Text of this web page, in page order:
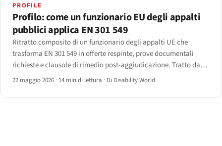
PROFILE
Profilo: come un funzionario EU degli appalti
pubblici applica EN 301 549
Ritratto composito di un funzionario degli appalti UE che
trasforma EN 301 549 in offerte respinte, prove documentali
richieste e clausole di rimedio post-aggiudicazione. Tratto da
interviste con sette funzionari in cinque Stati membri; dettagli
22 maggio 2026 · 14 min di lettura · Di Disability World